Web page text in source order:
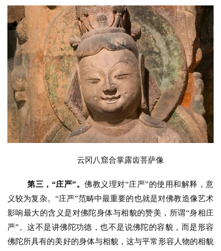
云冈八窟合掌露齿菩萨像
第三， “庄严”。佛教义理对“庄严”的使用和解释，意
义较为复杂。“庄严”范畴中最重要的也就是对佛教造像艺术
影响最大的含义是对佛陀身体与相貌的赞美，所谓“身相庄
严”。这不是讲佛陀功德，也不是说佛陀的容貌，而是形容
佛陀所具有的美好的身体与相貌，这与平常形容人物的相貌